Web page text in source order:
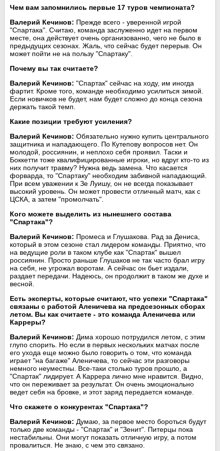
Чем вам запомнились первые 17 туров чемпионата?
Валерий Кечинов: Прежде всего - уверенной игрой
"Спартака". Считаю, команда заслуженно идет на первом
месте, она действует очень организованно, чего не было в
предыдущих сезонах. Жаль, что сейчас будет перерыв. Он
может пойти не на пользу "Спартаку".
Почему вы так считаете?
Валерий Кечинов: "Спартак" сейчас на ходу, им иногда
фартит. Кроме того, команде необходимо усилиться зимой.
Если новичков не будет, нам будет сложно до конца сезона
держать такой темп.
Какие позиции требуют усиления?
Валерий Кечинов: Обязательно нужно купить центрального
защитника и нападающего. По Кутепову вопросов нет. Он
молодой, россиянин, и неплохо себя проявил. Таски и
Боккетти тоже квалифицированные игроки, но вдруг кто-то из
них получит травму? Нужна ведь замена. Что касается
форварда, то "Спартаку" необходим забивной нападающий.
При всем уважении к Зе Луишу, он не всегда показывает
высокий уровень. Он может провести отличный матч, как с
ЦСКА, а затем "промолчать".
Кого можете выделить из нынешнего состава
"Спартака"?
Валерий Кечинов: Промеса и Глушакова. Рад за Дениса,
который в этом сезоне стал лидером команды. Приятно, что
на ведущие роли в таком клубе как "Спартак" вышел
россиянин. Просто раньше Глушаков не так часто брал игру
на себя, не угрожал воротам. А сейчас он бьет издали,
раздает передачи. Надеюсь, он продолжит в таком же духе и
весной.
Есть эксперты, которые считают, что успехи "Спартака"
связаны с работой Аленичева на предсезонных сборах
летом. Вы как считаете - это команда Аленичева или
Карреры?
Валерий Кечинов: Дима хорошо потрудился летом, с этим
глупо спорить. Но если в первых нескольких матчах после
его ухода еще можно было говорить о том, что команда
играет "на багаже" Аленичева, то сейчас эти разговоры
немного неуместны. Все-таки столько туров прошло, а
"Спартак" лидирует. А Каррера лично мне нравится. Видно,
что он переживает за результат. Он очень эмоционально
ведет себя на бровке, и этот заряд передается команде.
Что скажете о конкурентах "Спартака"?
Валерий Кечинов: Думаю, за первое место бороться будут
только две команды - "Спартак" и "Зенит". Питерцы пока
нестабильны. Они могут показать отличную игру, а потом
провалиться. Не знаю, с чем это связано.